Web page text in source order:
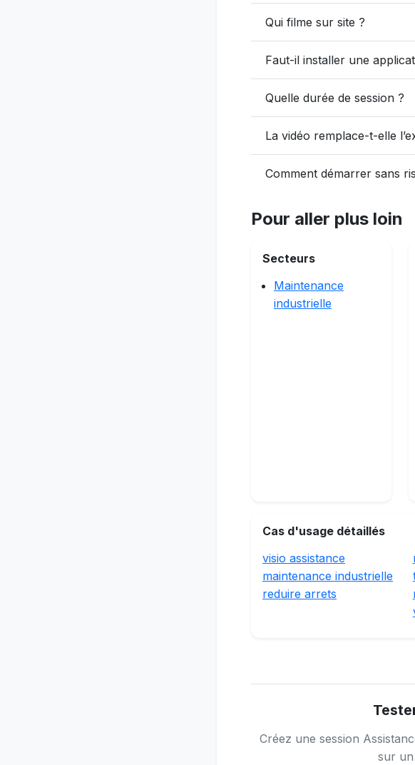
Qui filme sur site ?
Faut-il installer une
Quelle durée de session ?
La vidéo remplace-t-elle
Comment démarrer sans
Pour aller plus loin
Secteurs
Maintenance
industrielle
Cas d'usage détaillés
visio assistance
maintenance industrielle
reduire arrets
Créez une session
sur